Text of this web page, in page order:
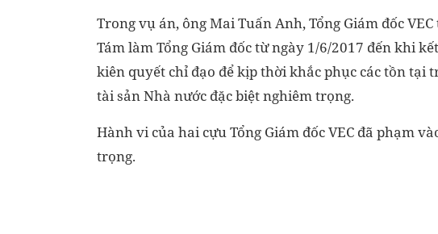
Trong vụ án, ông Mai Tuấn Anh, Tổng Giám đốc
Tám làm Tổng Giám đốc từ ngày 1/6/2017 đến khi
kiên quyết chỉ đạo để kịp thời khắc phục các tồn
tài sản Nhà nước đặc biệt nghiêm trọng.
Hành vi của hai cựu Tổng Giám đốc VEC đã phạm
trọng.